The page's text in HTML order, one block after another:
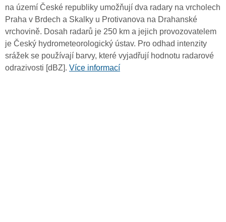
na území České republiky umožňují dva radary na vrcholech
Praha v Brdech a Skalky u Protivanova na Drahanské
vrchovině. Dosah radarů je 250 km a jejich provozovatelem
je Český hydrometeorologický ústav. Pro odhad intenzity
srážek se používají barvy, které vyjadřují hodnotu radarové
odrazivosti [dBZ]. Více informací